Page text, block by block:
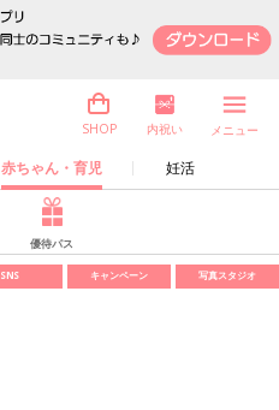
赤ちゃん・育児 妊活
SHOP 内祝い メニュー
優待パス
SNS キャンペーン 写真スタジオ